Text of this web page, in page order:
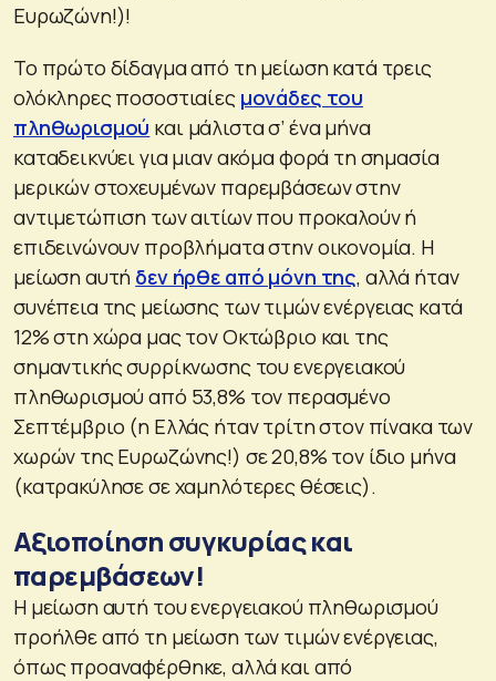
Ευρωζώνη!)!
Το πρώτο δίδαγμα από τη μείωση κατά τρεις
ολόκληρες ποσοστιαίες μονάδες του
πληθωρισμού και μάλιστα σ’ ένα μήνα
καταδεικνύει για μιαν ακόμα φορά τη σημασία
μερικών στοχευμένων παρεμβάσεων στην
αντιμετώπιση των αιτίων που προκαλούν ή
επιδεινώνουν προβλήματα στην οικονομία. Η
μείωση αυτή δεν ήρθε από μόνη της, αλλά ήταν
συνέπεια της μείωσης των τιμών ενέργειας κατά
12% στη χώρα μας τον Οκτώβριο και της
σημαντικής συρρίκνωσης του ενεργειακού
πληθωρισμού από 53,8% τον περασμένο
Σεπτέμβριο (η Ελλάς ήταν τρίτη στον πίνακα των
χωρών της Ευρωζώνης!) σε 20,8% τον ίδιο μήνα
(κατρακύλησε σε χαμηλότερες θέσεις).
Αξιοποίηση συγκυρίας και
παρεμβάσεων!
Η μείωση αυτή του ενεργειακού πληθωρισμού
προήλθε από τη μείωση των τιμών ενέργειας,
όπως προαναφέρθηκε, αλλά και από